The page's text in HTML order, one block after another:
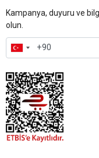
Kampanya, duyuru ve
olun.